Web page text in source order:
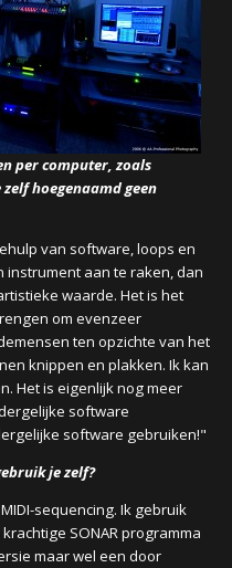
per computer, zoals
hoegenaamd geen
van software, loops en
aan te raken, dan
waarde. Het is het
om evenzeer
ten opzichte van het
knippen en plakken. Ik kan
Het is eigenlijk nog meer
software
software gebruiken!"
je zelf?
sequencing. Ik gebruik
SONAR programma
maar wel een door